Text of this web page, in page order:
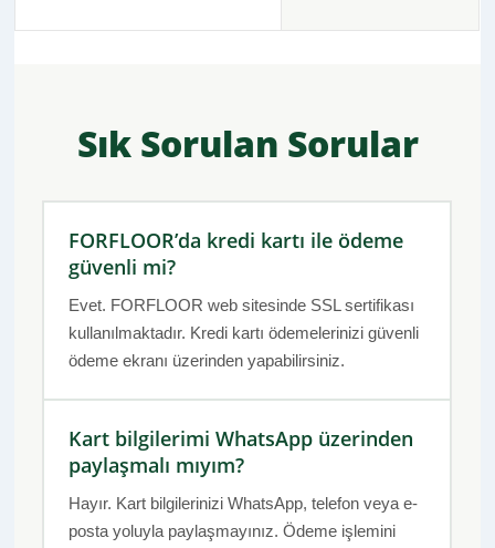
Sık Sorulan Sorular
FORFLOOR’da kredi kartı ile ödeme
güvenli mi?
Evet. FORFLOOR web sitesinde SSL sertifikası
kullanılmaktadır. Kredi kartı ödemelerinizi güvenli
ödeme ekranı üzerinden yapabilirsiniz.
Kart bilgilerimi WhatsApp üzerinden
paylaşmalı mıyım?
Hayır. Kart bilgilerinizi WhatsApp, telefon veya e-
posta yoluyla paylaşmayınız. Ödeme işlemini